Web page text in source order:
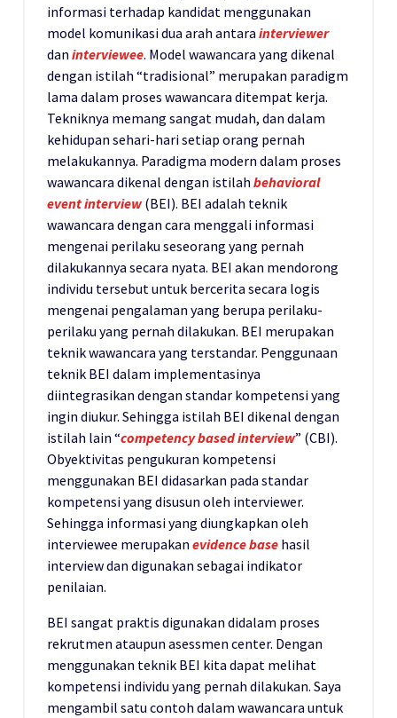
informasi terhadap kandidat menggunakan
model komunikasi dua arah antara interviewer
dan interviewee. Model wawancara yang dikenal
dengan istilah “tradisional” merupakan paradigm
lama dalam proses wawancara ditempat kerja.
Tekniknya memang sangat mudah, dan dalam
kehidupan sehari-hari setiap orang pernah
melakukannya. Paradigma modern dalam proses
wawancara dikenal dengan istilah behavioral
event interview (BEI). BEI adalah teknik
wawancara dengan cara menggali informasi
mengenai perilaku seseorang yang pernah
dilakukannya secara nyata. BEI akan mendorong
individu tersebut untuk bercerita secara logis
mengenai pengalaman yang berupa perilaku-
perilaku yang pernah dilakukan. BEI merupakan
teknik wawancara yang terstandar. Penggunaan
teknik BEI dalam implementasinya
diintegrasikan dengan standar kompetensi yang
ingin diukur. Sehingga istilah BEI dikenal dengan
istilah lain “competency based interview” (CBI).
Obyektivitas pengukuran kompetensi
menggunakan BEI didasarkan pada standar
kompetensi yang disusun oleh interviewer.
Sehingga informasi yang diungkapkan oleh
interviewee merupakan evidence base hasil
interview dan digunakan sebagai indikator
penilaian.
BEI sangat praktis digunakan didalam proses
rekrutmen ataupun asessmen center. Dengan
menggunakan teknik BEI kita dapat melihat
kompetensi individu yang pernah dilakukan. Saya
mengambil satu contoh dalam wawancara untuk